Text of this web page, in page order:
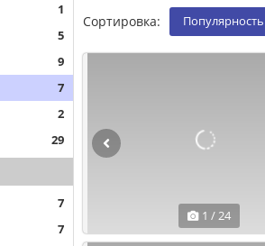
1
5
9
7
2
29
7
7
Сортировка:
Популярность
1 / 24